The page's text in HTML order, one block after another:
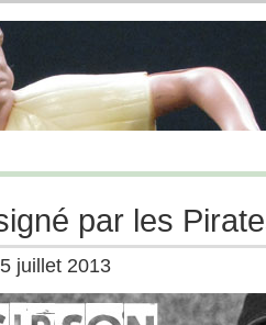
par les
juillet 2013